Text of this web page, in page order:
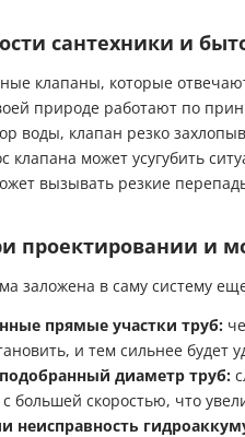
сантехники и
клапаны, которые
природе работают по
воды, клапан резко
клапана может усугубить
вызывать резкие
проектировании и
заложена в саму систему
прямые участки труб:
и тем сильнее будет
диаметр труб:
с большей скоростью, что
неисправность